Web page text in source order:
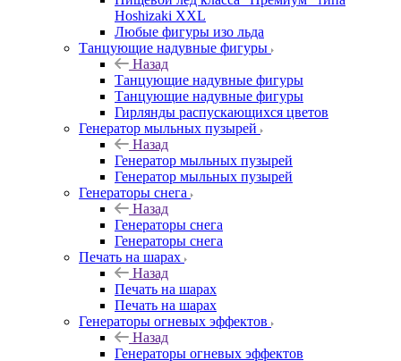
Hoshizaki XXL
Любые фигуры изо льда
Танцующие надувные фигуры
Назад
Танцующие надувные фигуры
Танцующие надувные фигуры
Гирлянды распускающихся цветов
Генератор мыльных пузырей
Назад
Генератор мыльных пузырей
Генератор мыльных пузырей
Генераторы снега
Назад
Генераторы снега
Генераторы снега
Печать на шарах
Назад
Печать на шарах
Печать на шарах
Генераторы огневых эффектов
Назад
Генераторы огневых эффектов